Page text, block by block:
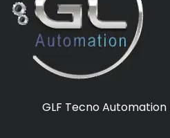
GLF Tecno Automation